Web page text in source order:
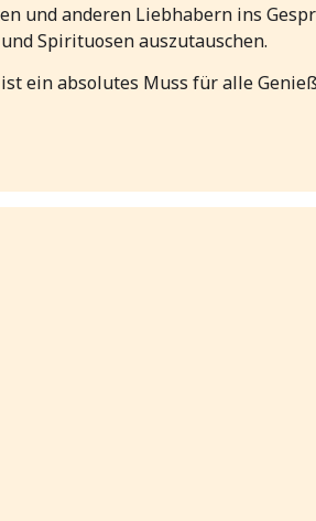
und anderen Liebhabern ins
Spirituosen auszutauschen.
ein absolutes Muss für alle